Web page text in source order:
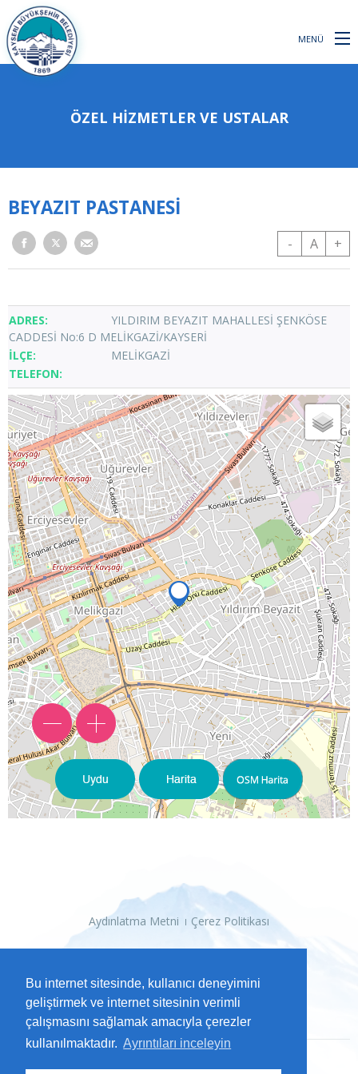
Bu internet sitesinde, kullanıcı deneyimini
geliştirmek ve internet sitesinin verimli
çalışmasını sağlamak amacıyla çerezler
kullanılmaktadır. Ayrıntıları inceleyin
MENÜ
ÖZEL HİZMETLER VE USTALAR
BEYAZIT PASTANESİ
- A +
YILDIRIM BEYAZIT MAHALLESİ ŞENKÖSE
CADDESİ No:6 D MELİKGAZİ/KAYSERİ
MELİKGAZİ
Aydınlatma Metni Çerez Politikası